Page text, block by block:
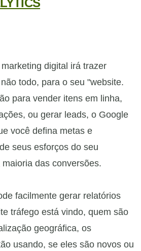
digital irá trazer
todo, para o seu "website.
para vender itens em linha,
ou gerar leads, o Google
você defina metas e
seus esforços do seu
das conversões.
facilmente gerar relatórios
tráfego está vindo, quem são
geográfica, os
usando, se eles são novos ou